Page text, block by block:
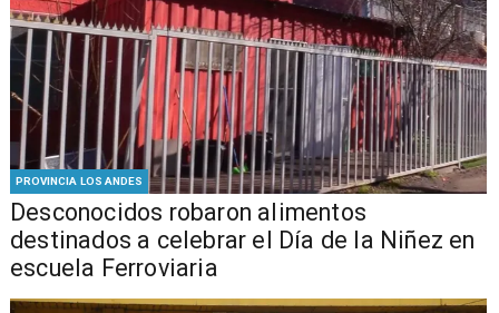
PROVINCIA LOS ANDES
Desconocidos robaron alimentos
destinados a celebrar el Día de la Niñez en
escuela Ferroviaria